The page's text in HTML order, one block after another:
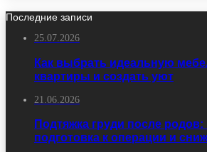
Последние записи
25.07.2026
Как выбрать идеальную
квартиры и создать уют
21.06.2026
Подтяжка груди после родов:
подготовка к операции и